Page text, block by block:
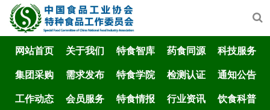
网站首页 关于我们 特食智库 药食同源 科技服务
集团采购 需求发布 特食学院 检测认证 通知公告
工作动态 会员服务 特食情报 行业资讯 饮食科普